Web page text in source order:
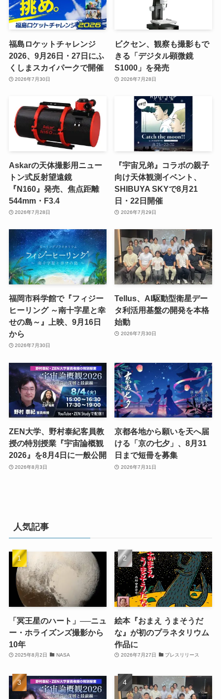
福島ロケットチャレンジ
2026、9月26日・27日にふ
くしまスカイパークで開催
2026年7月30日
ビクセン、観察も撮影もで
きる「デジタル顕微鏡
S1000」を発売
2026年7月28日
Askarの天体撮影用ニュー
トン式反射望遠鏡
『N160』発売、焦点距離
544mm・F3.4
2026年7月28日
『宇宙兄弟』コラボの親子
向け天体観測イベント、
SHIBUYA SKYで8月21
日・22日開催
2026年7月29日
福岡市科学館で『フィジー
ヒーリング ～南十字星と幸
せの島～』上映、9月16日
から
2026年7月30日
Tellus、AI駆動型衛星デー
タ利活用基盤の開発を本格
始動
2026年7月30日
ZEN大学、野村泰紀客員教
授の特別授業『宇宙論概観
2026』を8月4日に一般公開
2026年8月3日
京都各地から願いを天へ届
ける「京の七夕」、8月31
日まで短冊を募集
2026年7月31日
人気記事
「冥王星のハート」──ニュ
ー・ホライズンズ撮影から
10年
2025年8月2日 NASA
絵本『おまえ うまそうだ
な』が初のプラネタリウム
作品に
2026年7月27日 プレスリリース